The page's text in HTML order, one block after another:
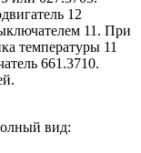
12
11. При
температуры 11
661.3710.
вид: